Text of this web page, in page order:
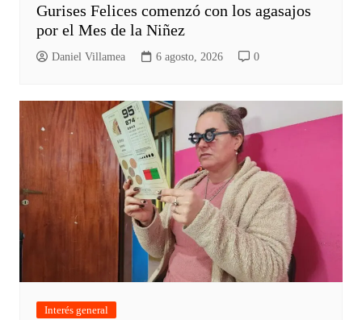
Gurises Felices comenzó con los agasajos
por el Mes de la Niñez
Daniel Villamea 6 agosto, 2026 0
Interés general